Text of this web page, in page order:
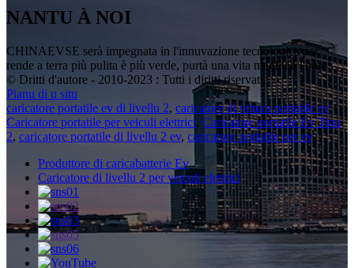
NANTU À NOI
CHINAEVSE serà impegnata in l'innuvazione tecnologica per
rende a terra più pulita è più verde, purtà una vita megliu à l'omu!
© Dritti d'autore - 2010-2023 : Tutti i diritti riservati.
Pianu di u situ
caricatore portatile ev di livellu 2, caricatore di vittura portatile ev,
Caricatore portatile per veiculi elettrici, Caricatore portatile Ev Tipu
2, caricatore portatile di livellu 2 ev, caricatore portatile per ev,
Produttore di caricabatterie Ev
Caricatore di livellu 2 per veiculi elettrici